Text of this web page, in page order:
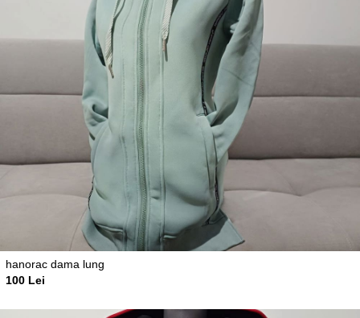
hanorac dama lung
100 Lei